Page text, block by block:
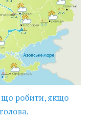
що робити, якщо